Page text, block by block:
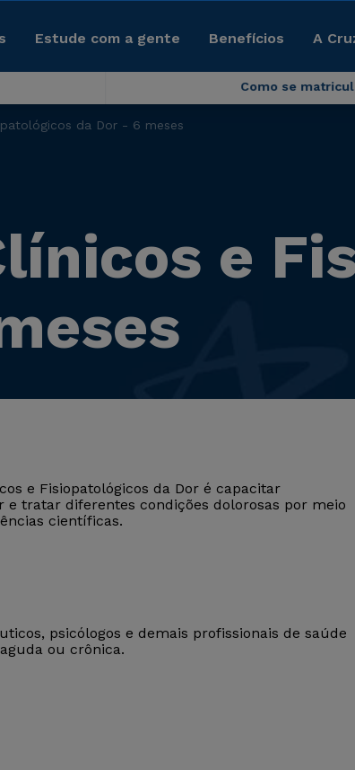
Estude com a gente Benefícios A
Como se
da Dor - 6 meses
e
e Fisiopatológicos da Dor é capacitar
e tratar diferentes condições dolorosas por meio
científicas.
psicólogos e demais profissionais de saúde
ou crônica.